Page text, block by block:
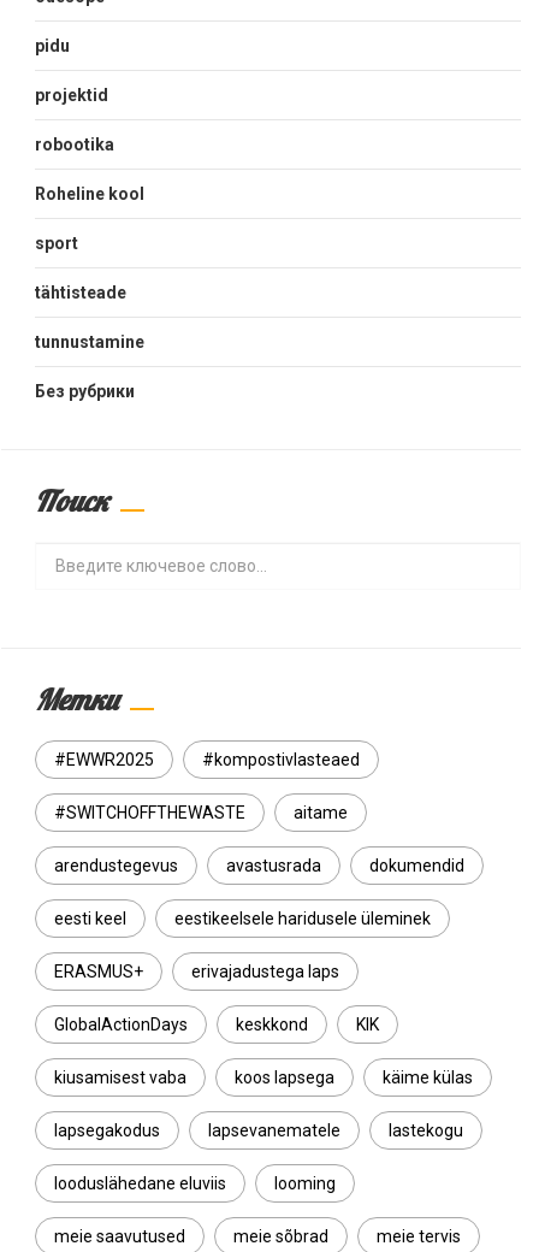
pidu
projektid
robootika
Roheline kool
sport
tähtisteade
tunnustamine
Без рубрики
Поиск
Метки
#EWWR2025 #kompostivlasteaed
#SWITCHOFFTHEWASTE aitame
arendustegevus avastusrada dokumendid
eesti keel eestikeelsele haridusele üleminek
ERASMUS+ erivajadustega laps
GlobalActionDays keskkond KIK
kiusamisest vaba koos lapsega käime külas
lapsegakodus lapsevanematele lastekogu
looduslähedane eluviis looming
meie saavutused meie sõbrad meie tervis